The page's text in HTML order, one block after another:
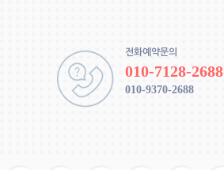
전화예약문의
010-7128-2688
010-9370-2688